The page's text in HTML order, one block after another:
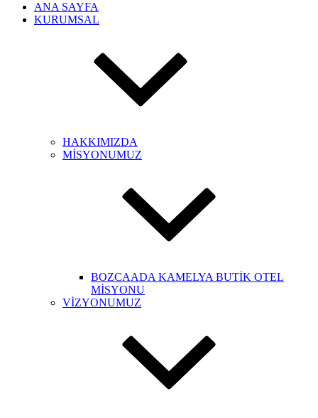
ANA SAYFA
KURUMSAL
HAKKIMIZDA
MİSYONUMUZ
BOZCAADA KAMELYA BUTİK OTEL
MİSYONU
VİZYONUMUZ